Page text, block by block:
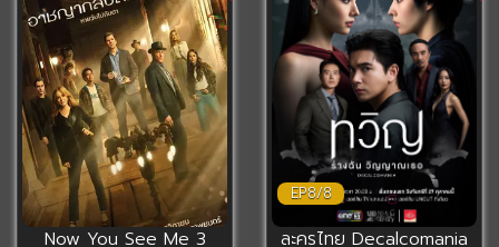
Now You See Me 3
EP8/8
ละครไทย Decalcomania